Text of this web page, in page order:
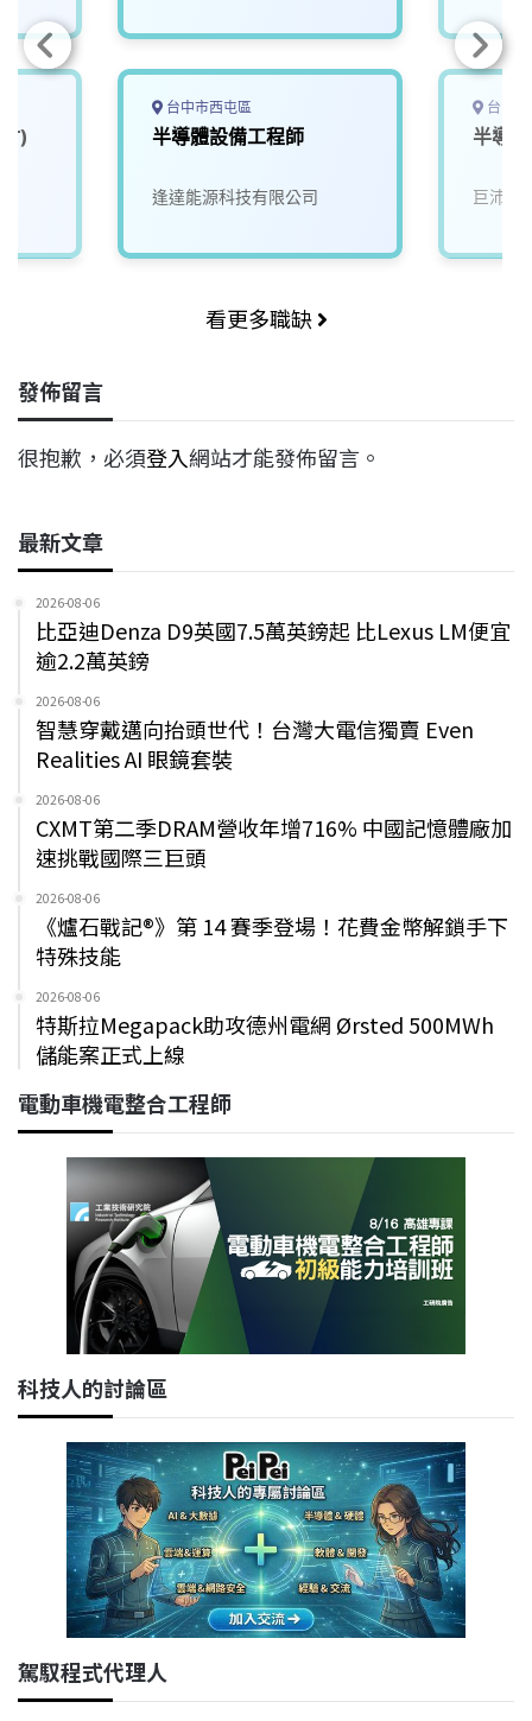
)
台中市西屯區
半導體設備工程師
逢達能源科技有限公司
台中
半導
巨沛股
看更多職缺
發佈留言
很抱歉，必須登入網站才能發佈留言。
最新文章
2026-08-06
比亞迪Denza D9英國7.5萬英鎊起 比Lexus LM便宜
逾2.2萬英鎊
2026-08-06
智慧穿戴邁向抬頭世代！台灣大電信獨賣 Even
Realities AI 眼鏡套裝
2026-08-06
CXMT第二季DRAM營收年增716% 中國記憶體廠加
速挑戰國際三巨頭
2026-08-06
《爐石戰記®》第 14 賽季登場！花費金幣解鎖手下
特殊技能
2026-08-06
特斯拉Megapack助攻德州電網 Ørsted 500MWh
儲能案正式上線
電動車機電整合工程師
科技人的討論區
駕馭程式代理人